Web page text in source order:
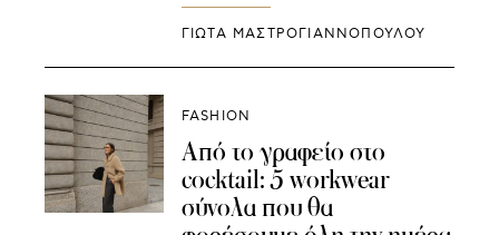
ΓΙΩΤΑ ΜΑΣΤΡΟΓΙΑΝΝΟΠΟΥΛΟΥ
FASHION
Από το γραφείο στο
cocktail: 5 workwear
σύνολα που θα